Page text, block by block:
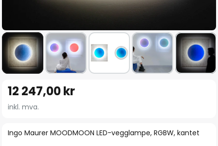
begynnelsen
bildegalleri
Ingo Maurer MOODMOON LED-vegglampe, RGBW, kantet
12 247,00 kr
inkl. mva.